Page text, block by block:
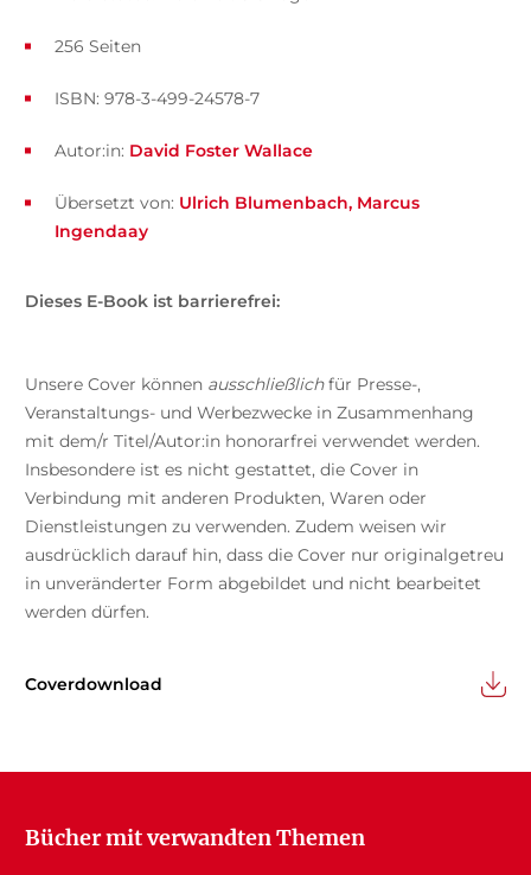
Übersetzt von: Ulrich Blumenbach Marcus
Ingendaay
ISBN: 978-3-499-24578-7
256 Seiten
Autor:in: David Foster Wallace
Dieses E-Book ist barrierefrei:
Unsere Cover können ausschließlichfür Presse-,
Veranstaltungs- und Werbezwecke in Zusammenhang
mit dem/r Titel/Autor:in honorarfrei verwendet werden.
Insbesondere ist es nicht gestattet, die Cover in
Verbindung mit anderen Produkten, Waren oder
Dienstleistungen zu verwenden. Zudem weisen wir
ausdrücklich darauf hin, dass die Cover nur originalgetreu
in unveränderter Form abgebildet und nicht bearbeitet
werden dürfen.
Coverdownload
Bücher mit verwandten Themen